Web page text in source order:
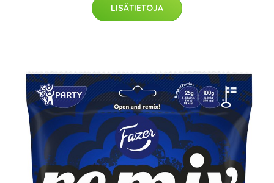
LISÄTIETOJA